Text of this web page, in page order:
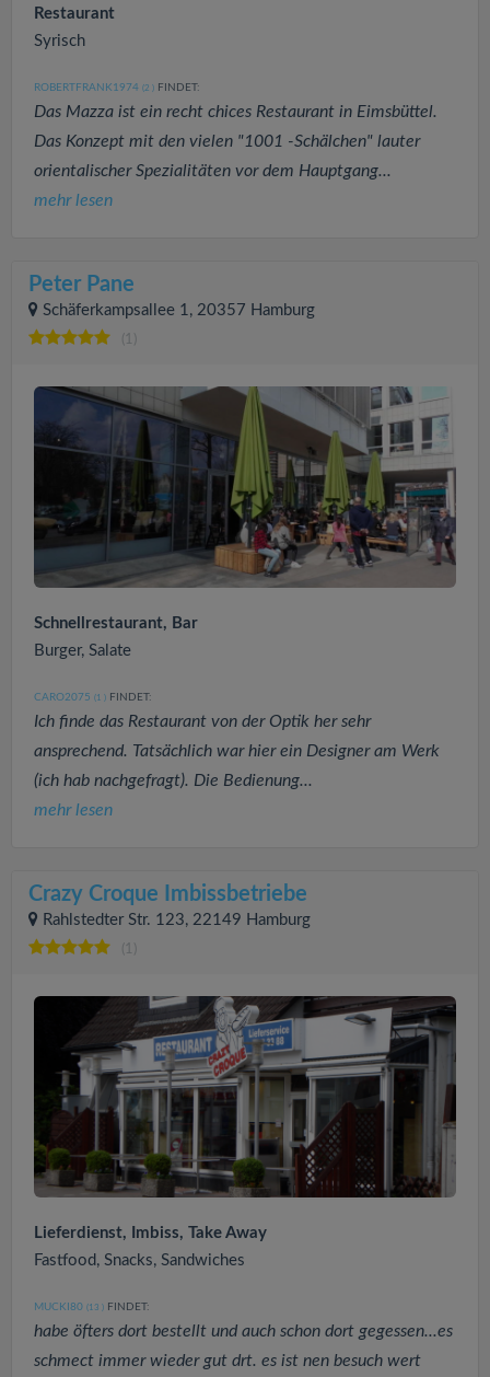
Restaurant
Syrisch
ROBERTFRANK1974 (2 ) FINDET:
Das Mazza ist ein recht chices Restaurant in Eimsbüttel.
Das Konzept mit den vielen "1001 -Schälchen" lauter
orientalischer Spezialitäten vor dem Hauptgang...
mehr lesen
Peter Pane
Schäferkampsallee 1, 20357 Hamburg
Schnellrestaurant, Bar
Burger, Salate
CARO2075 (1 ) FINDET:
Ich finde das Restaurant von der Optik her sehr
ansprechend. Tatsächlich war hier ein Designer am Werk
(ich hab nachgefragt). Die Bedienung...
mehr lesen
Crazy Croque Imbissbetriebe
Rahlstedter Str. 123, 22149 Hamburg
(1)
Lieferdienst, Imbiss, Take Away
Fastfood, Snacks, Sandwiches
MUCKI80 (13 ) FINDET:
habe öfters dort bestellt und auch schon dort gegessen...es
schmect immer wieder gut drt. es ist nen besuch wert